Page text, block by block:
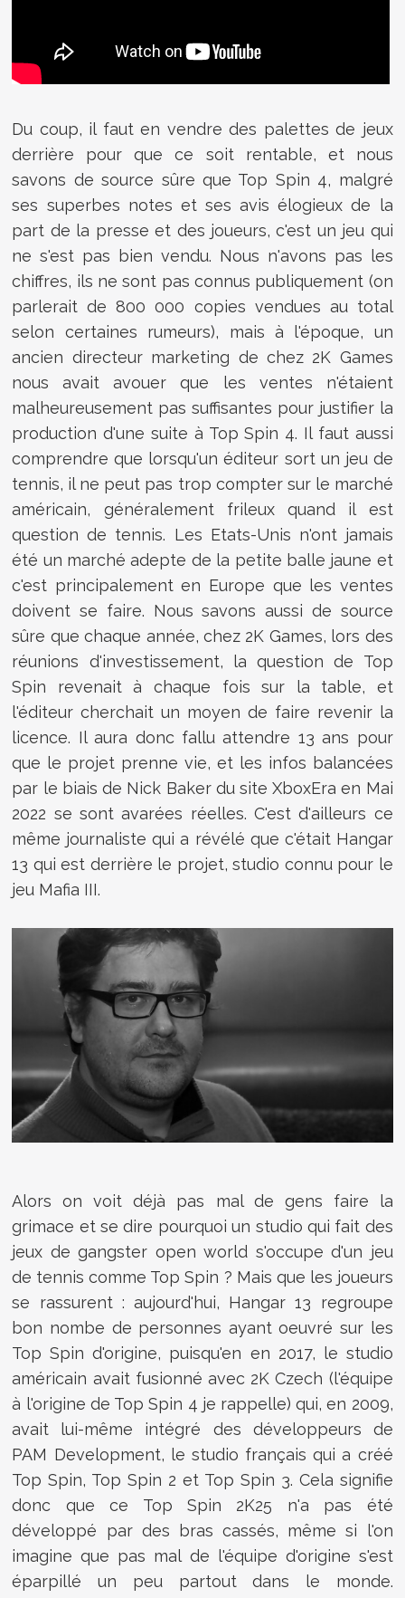
Du coup, il faut en vendre des palettes de jeux
derrière pour que ce soit rentable, et nous
savons de source sûre que Top Spin 4, malgré
ses superbes notes et ses avis élogieux de la
part de la presse et des joueurs, c'est un jeu qui
ne s'est pas bien vendu. Nous n'avons pas les
chiffres, ils ne sont pas connus publiquement (on
parlerait de 800 000 copies vendues au total
selon certaines rumeurs), mais à l'époque, un
ancien directeur marketing de chez 2K Games
nous avait avouer que les ventes n'étaient
malheureusement pas suffisantes pour justifier la
production d'une suite à Top Spin 4. Il faut aussi
comprendre que lorsqu'un éditeur sort un jeu de
tennis, il ne peut pas trop compter sur le marché
américain, généralement frileux quand il est
question de tennis. Les Etats-Unis n'ont jamais
été un marché adepte de la petite balle jaune et
c'est principalement en Europe que les ventes
doivent se faire. Nous savons aussi de source
sûre que chaque année, chez 2K Games, lors des
réunions d'investissement, la question de Top
Spin revenait à chaque fois sur la table, et
l'éditeur cherchait un moyen de faire revenir la
licence. Il aura donc fallu attendre 13 ans pour
que le projet prenne vie, et les infos balancées
par le biais de Nick Baker du site XboxEra en Mai
2022 se sont avarées réelles. C'est d'ailleurs ce
même journaliste qui a révélé que c'était Hangar
13 qui est derrière le projet, studio connu pour le
jeu Mafia III.
Alors on voit déjà pas mal de gens faire la
grimace et se dire pourquoi un studio qui fait des
jeux de gangster open world s'occupe d'un jeu
de tennis comme Top Spin ? Mais que les joueurs
se rassurent : aujourd'hui, Hangar 13 regroupe
bon nombe de personnes ayant oeuvré sur les
Top Spin d'origine, puisqu'en en 2017, le studio
américain avait fusionné avec 2K Czech (l'équipe
à l'origine de Top Spin 4 je rappelle) qui, en 2009,
avait lui-même intégré des développeurs de
PAM Development, le studio français qui a créé
Top Spin, Top Spin 2 et Top Spin 3. Cela signifie
donc que ce Top Spin 2K25 n'a pas été
développé par des bras cassés, même si l'on
imagine que pas mal de l'équipe d'origine s'est
éparpillé un peu partout dans le monde.